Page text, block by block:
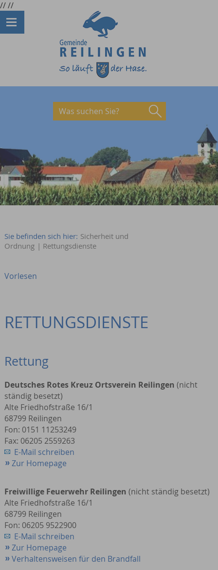
////
Was suchen Sie?
Sie befinden sich hier: Sicherheit und
Ordnung | Rettungsdienste
Vorlesen
RETTUNGSDIENSTE
Rettung
Deutsches Rotes Kreuz Ortsverein Reilingen (nicht
ständig besetzt)
Alte Friedhofstraße 16/1
68799 Reilingen
Fon: 0151 11253249
Fax: 06205 2559263
E-Mail schreiben
Zur Homepage
Freiwillige Feuerwehr Reilingen (nicht ständig besetzt)
Alte Friedhofstraße 16/1
68799 Reilingen
Fon: 06205 9522900
E-Mail schreiben
Zur Homepage
Verhaltensweisen für den Brandfall